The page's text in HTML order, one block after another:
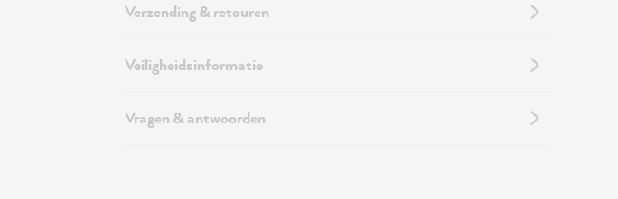
Verzending & retouren
Veiligheidsinformatie
Vragen & antwoorden